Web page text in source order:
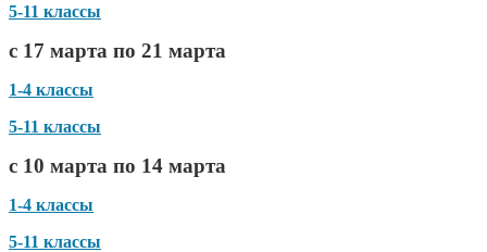
5-11 классы
с 17 марта по 21 марта
1-4 классы
5-11 классы
с 10 марта по 14 марта
1-4 классы
5-11 классы